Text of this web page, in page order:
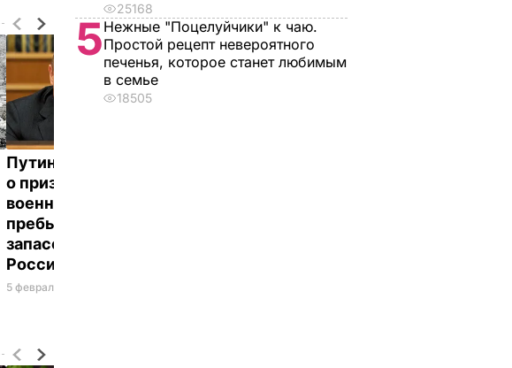
Путин подписал указ
о призыве на
военные сборы
пребывающих в
запасе граждан
России
5 февраля, 14.38
25168
5Нежные "Поцелуйчики" к чаю.
Простой рецепт невероятного
печенья, которое станет любимым
в семье
18505